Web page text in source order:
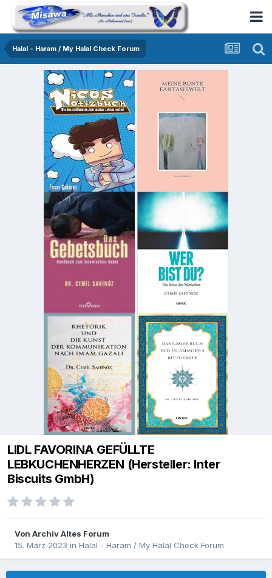
Halal - Haram / My Halal Check Forum
LIDL FAVORINA GEFÜLLTE
LEBKUCHENHERZEN (Hersteller: Inter
Biscuits GmbH)
Von Archiv Altes Forum
15. März 2023 in Halal - Haram / My Halal Check Forum